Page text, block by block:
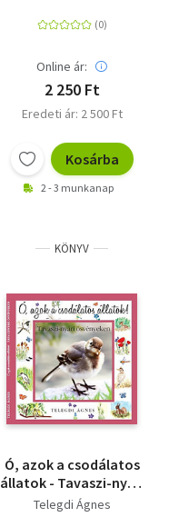
Online ár:
2 250 Ft
Eredeti ár: 2 500 Ft
Kosárba
2 - 3 munkanap
KÖNYV
Ó, azok a csodálatos
állatok - Tavaszi-nyári
ösvényeken
Telegdi Ágnes